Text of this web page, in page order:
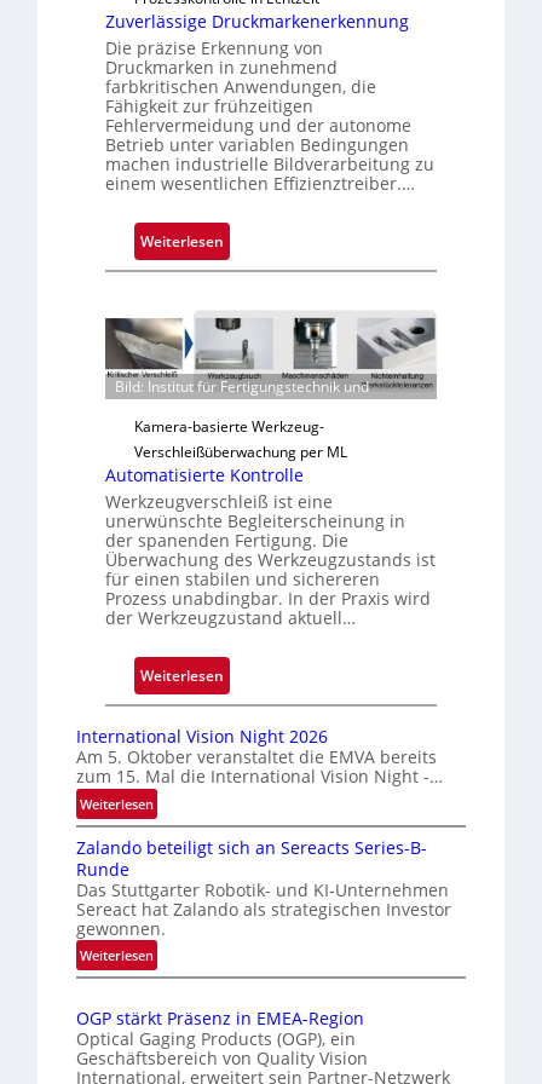
s
Zuverlässige Druckmarkenerkennung
Die präzise Erkennung von
Druckmarken in zunehmend
farbkritischen Anwendungen, die
Fähigkeit zur frühzeitigen
Fehlervermeidung und der autonome
Betrieb unter variablen Bedingungen
machen industrielle Bildverarbeitung zu
einem wesentlichen Effizienztreiber.…
Weiterlesen
Z
v
r
l
s
i
g
e
D
r
u
m
r
k
n
e
k
n
n
g
Bild: Institut für Fertigungstechnik und
Kamera-basierte Werkzeug-
Verschleißüberwachung per ML
Automatisierte Kontrolle
Werkzeugverschleiß ist eine
unerwünschte Begleiterscheinung in
der spanenden Fertigung. Die
Überwachung des Werkzeugzustands ist
für einen stabilen und sichereren
Prozess unabdingbar. In der Praxis wird
der Werkzeugzustand aktuell…
Weiterlesen
A
t
o
a
t
s
r
e
K
International Vision Night 2026
Am 5. Oktober veranstaltet die EMVA bereits
zum 15. Mal die International Vision Night -…
Weiterlesen:
I
n
e
r
n
a
o
n
a
Zalando beteiligt sich an Sereacts Series-B-
Runde
Das Stuttgarter Robotik- und KI-Unternehmen
Sereact hat Zalando als strategischen Investor
gewonnen.
Weiterlesen:
Z
l
a
n
OGP stärkt Präsenz in EMEA-Region
Optical Gaging Products (OGP), ein
Geschäftsbereich von Quality Vision
International, erweitert sein Partner-Netzwerk